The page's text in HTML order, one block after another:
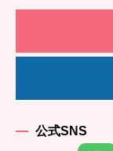
公式SNS